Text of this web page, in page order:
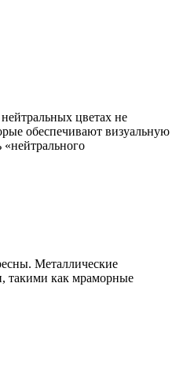
цветах не
обеспечивают визуальную
Металлические
как мраморные